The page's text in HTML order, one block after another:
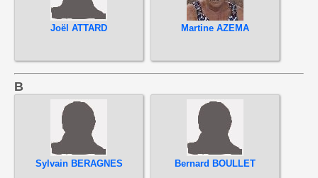
Joël ATTARD Martine AZEMA
B
Sylvain BERAGNES Bernard BOULLET